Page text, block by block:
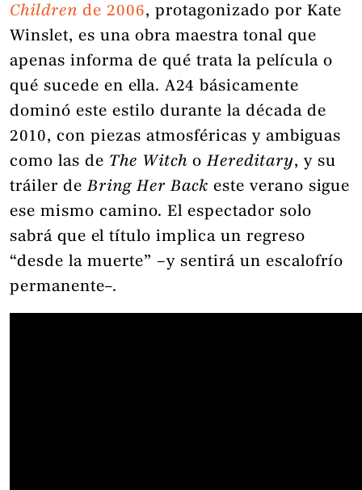
Children de 2006, protagonizado por Kate
Winslet, es una obra maestra tonal que
apenas informa de qué trata la película o
qué sucede en ella. A24 básicamente
dominó este estilo durante la década de
2010, con piezas atmosféricas y ambiguas
como las de The Witch oHereditary, y su
tráiler deBring Her Back este verano sigue
ese mismo camino. El espectador solo
sabrá que el título implica un regreso
“desde la muerte” –y sentirá un escalofrío
permanente–.